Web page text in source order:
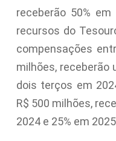
receberão 50%
recursos do
compensações
milhões, receberão
dois terços em
R$ 500 milhões,
2024 e 25% em